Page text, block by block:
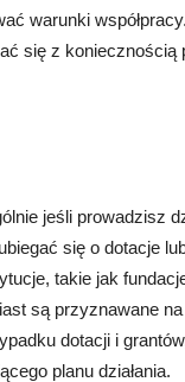
warunki
się z koniecznością
jeśli prowadzisz
się o dotacje
takie jak
są przyznawane
dotacji i
planu działania.